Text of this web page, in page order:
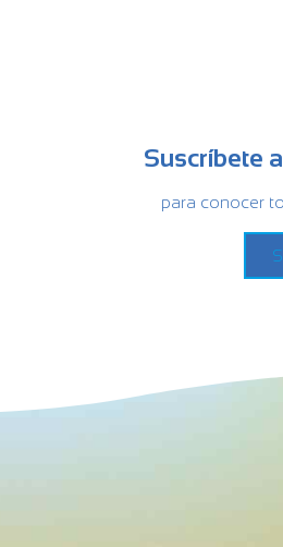
Suscríbete
para conocer